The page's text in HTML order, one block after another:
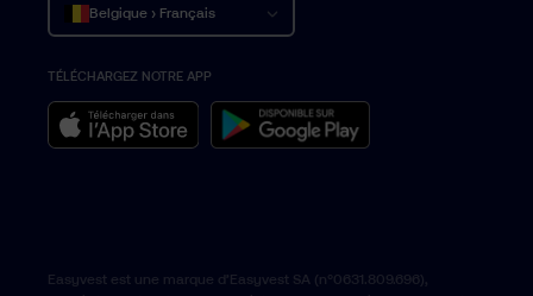
Belgique › Français
België › Nederlands
Belgium › English
TÉLÉCHARGEZ NOTRE APP
Easyvest est une marque d’Easyvest SA (n°0631.809.696),